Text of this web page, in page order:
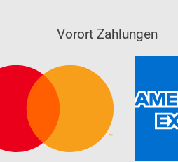
Vorort Zahlungen